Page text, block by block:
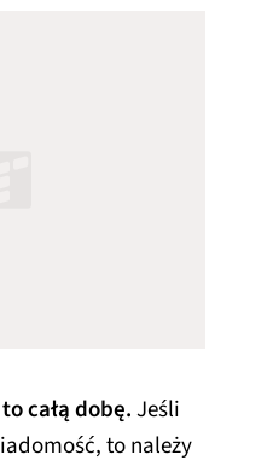
całą dobę. Jeśli
to należy